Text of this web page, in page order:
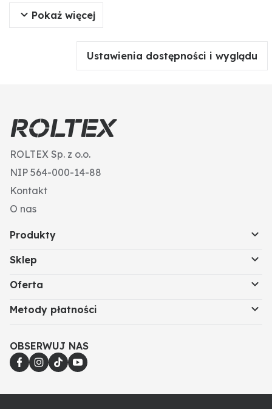
geformt
• Schockabsorber im Fersenbereich
• gefertigt aus Polyurethan Farbe: schwarz
Pokaż więcej
Ustawienia dostępności i wyglądu
ROLTEX Sp. z o.o.
NIP 564-000-14-88
Kontakt
O nas
Produkty
Sklep
Oferta
Metody płatności
OBSERWUJ NAS